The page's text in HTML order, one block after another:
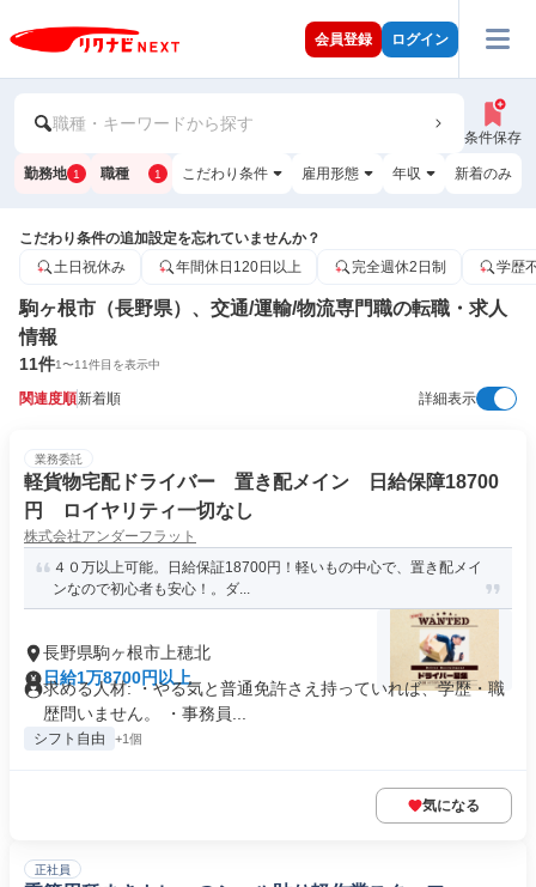
会員登録 ログイン
職種・キーワードから探す
条件保存
勤務地 1 職種 1 こだわり条件 雇用形態 年収 新着のみ
こだわり条件の追加設定を忘れていませんか？
土日祝休み
年間休日120日以上 完全週休2日制 学歴
駒ヶ根市（長野県）、交通/運輸/物流専門職の転職・求人
情報
11件1〜11件目を表示中
関連度順新着順 詳細表示
業務委託
軽貨物宅配ドライバー 置き配メイン 日給保障18700
円 ロイヤリティ一切なし
株式会社アンダーフラット
４０万以上可能。日給保証18700円！軽いもの中心で、置き配メイ
ンなので初心者も安心！。ダ...
長野県駒ヶ根市上穂北
日給1万8700円以上
求める人材: ・やる気と普通免許さえ持っていれば、学歴・職
歴問いません。 ・事務員...
シフト自由 +1個
気になる
正社員